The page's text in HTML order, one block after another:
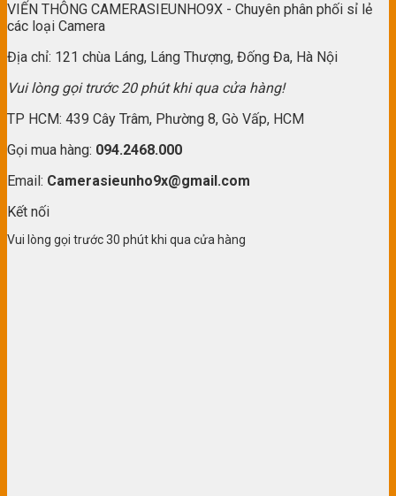
VIẾN THÔNG CAMERASIEUNHO9X - Chuyên phân phối sỉ lẻ
các loại Camera
Địa chỉ: 121 chùa Láng, Láng Thượng, Đống Đa, Hà Nội
Vui lòng gọi trước 20 phút khi qua cửa hàng!
TP HCM: 439 Cây Trâm, Phường 8, Gò Vấp, HCM
Gọi mua hàng: 094.2468.000
Email: Camerasieunho9x@gmail.com
Kết nối
Vui lòng gọi trước 30 phút khi qua cửa hàng